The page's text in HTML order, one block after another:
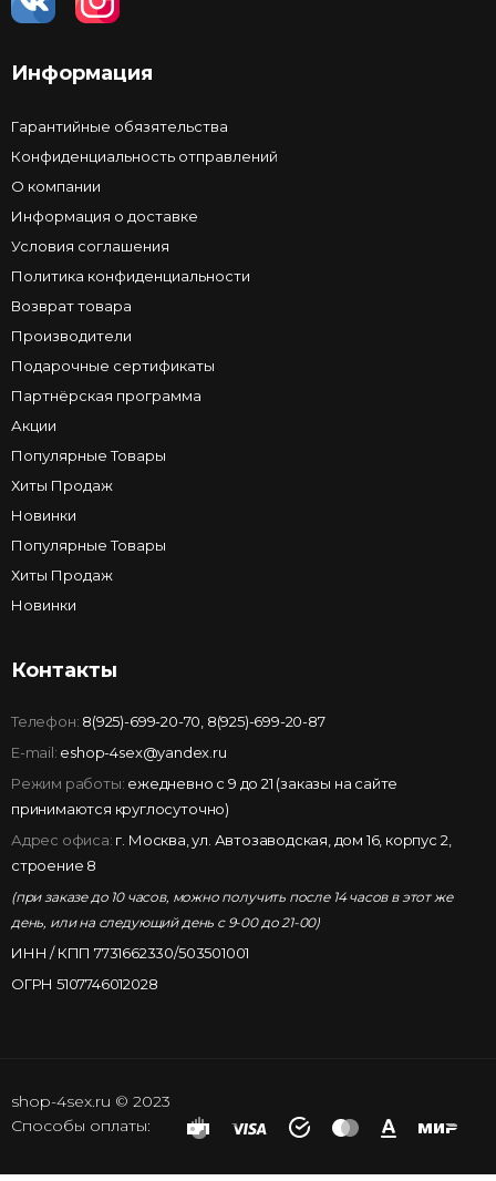
Информация
Гарантийные обязятельства
Конфиденциальность отправлений
О компании
Информация о доставке
Условия соглашения
Политика конфиденциальности
Возврат товара
Производители
Подарочные сертификаты
Партнёрская программа
Акции
Популярные Товары
Хиты Продаж
Новинки
Популярные Товары
Хиты Продаж
Новинки
Контакты
Телефон: 8(925)-699-20-70 8(925)-699-20-87
E-mail: eshop-4sex@yandex.ru
Режим работы: ежедневно с 9 до 21 (заказы на сайте
принимаются круглосуточно)
Адрес офиса: г. Москва, ул. Автозаводская, дом 16, корпус 2,
строение 8
(при заказе до 10 часов, можно получить после 14 часов в этот же
день, или на следующий день с 9-00 до 21-00)
ИНН / КПП 7731662330/503501001
ОГРН 5107746012028
shop-4sex.ru © 2023
Способы оплаты: